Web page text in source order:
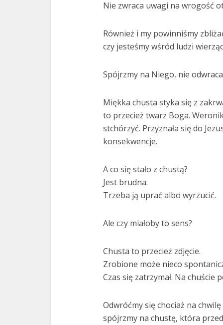
Nie zwraca uwagi na wrogość
Również i my powinniśmy
czy jesteśmy wśród ludzi
Spójrzmy na Niego, nie
Miękka chusta styka się z
to przecież twarz Boga.
stchórzyć. Przyznała się do
konsekwencje.
A co się stało z chustą?
Jest brudna.
Trzeba ją uprać albo wyrzucić.
Ale czy miałoby to sens?
Chusta to przecież zdjęcie.
Zrobione może nieco
Czas się zatrzymał. Na chuście
Odwróćmy się chociaż na
spójrzmy na chustę, która